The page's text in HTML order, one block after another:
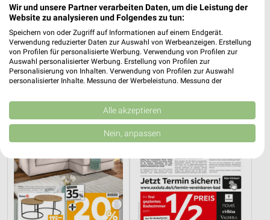
53,1 km
O_KLM_Kuechenbloecke_01_26_ES
Gültig bis So. 16.08.
Büro Spezial
Gültig bis Fr. 14.08.
XXXLutz XXXLutz
Wir und unsere Partner verarbeiten Daten, um die Leistung der
Website zu analysieren und Folgendes zu tun:
Speichern von oder Zugriff auf Informationen auf einem Endgerät.
Verwendung reduzierter Daten zur Auswahl von Werbeanzeigen. Erstellung
von Profilen für personalisierte Werbung. Verwendung von Profilen zur
Auswahl personalisierter Werbung. Erstellung von Profilen zur
Personalisierung von Inhalten. Verwendung von Profilen zur Auswahl
personalisierter Inhalte. Messung der Werbeleistung. Messung der
Kombinationen von Daten aus verschiedenen Quellen. Entwicklung und
Verbesserung der Angebote. Verwendung reduzierter Daten zur Auswahl
von Inhalten.
Daten können außerhalb der Europäischen Union weitergegeben und in die
Website/App.
Partnerliste anzeigen (1 IAB-Anbieter)
Wir nutzen Ihre Daten für folgende Zwecke:
IAB-Verarbeitungszwecke:
Alle akzeptieren
Nein, anpassen